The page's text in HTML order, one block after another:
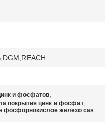
и фосфатов,
покрытия цинк и фосфат,
фосфорнокислое железо cas